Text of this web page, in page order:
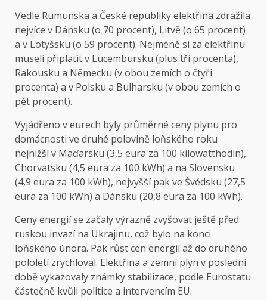
Vedle Rumunska a České republiky elektřina zdražila
nejvíce v Dánsku (o 70 procent), Litvě (o 65 procent)
a v Lotyšsku (o 59 procent). Nejméně si za elektřinu
museli připlatit v Lucembursku (plus tři procenta),
Rakousku a Německu (v obou zemích o čtyři
procenta) a v Polsku a Bulharsku (v obou zemích o
pět procent).
Vyjádřeno v eurech byly průměrné ceny plynu pro
domácnosti ve druhé polovině loňského roku
nejnižší v Maďarsku (3,5 eura za 100 kilowatthodin),
Chorvatsku (4,5 eura za 100 kWh) a na Slovensku
(4,9 eura za 100 kWh), nejvyšší pak ve Švédsku (27,5
eura za 100 kWh) a Dánsku (20,8 eura za 100 kWh).
Ceny energií se začaly výrazně zvyšovat ještě před
ruskou invazí na Ukrajinu, což bylo na konci
loňského února. Pak růst cen energií až do druhého
pololetí zrychloval. Elektřina a zemní plyn v poslední
době vykazovaly známky stabilizace, podle Eurostatu
částečně kvůli politice a intervencím EU.